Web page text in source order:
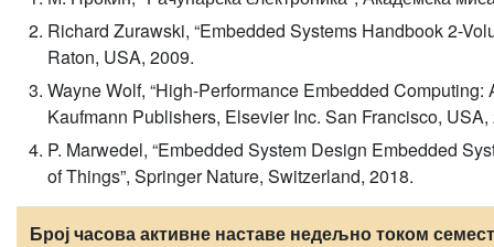
Richard Zurawski, “Embedded Systems Handbook 2-
Raton, USA, 2009.
Wayne Wolf, “High-Performance Embedded
Kaufmann Publishers, Elsevier Inc. San Francisco, USA,
P. Marwedel, “Embedded System Design Embedded
of Things”, Springer Nature, Switzerland, 2018.
Број часова активне наставе недељно током